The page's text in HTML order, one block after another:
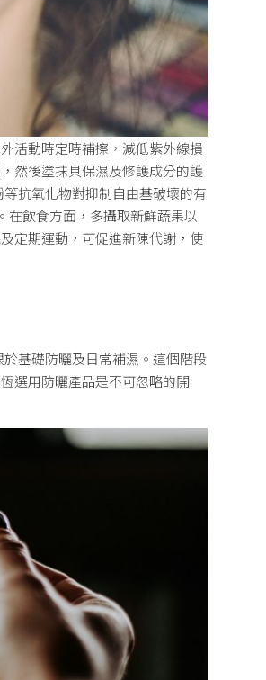
活動時定時補擦，減低紫外線損
然後塗抹具保濕及修護成分的護
抗氧化物對抑制自由基破壞的有
在飲食方面，多攝取新鮮蔬果以
定期運動，可促進新陳代謝，使
基礎防曬及日常補濕。這個階段
選用防曬產品是不可忽略的開